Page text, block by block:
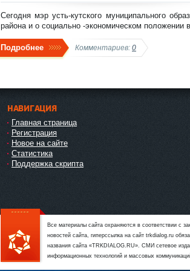
Сегодня мэр усть-кутского муниципального
района и о социально -экономическом
Подробнее Комментариев: 0
НАВИГАЦИЯ
Главная страница
Регистрация
Новое на сайте
Статистика
Поддержка скрипта
111
Все материалы сайта охраняются в соответствии с
новостей сайта, гиперссылка на сайт trkdialog.ru
названия сайта «TRKDIALOG.RU». СМИ сетевое
информационных технологий и массовых